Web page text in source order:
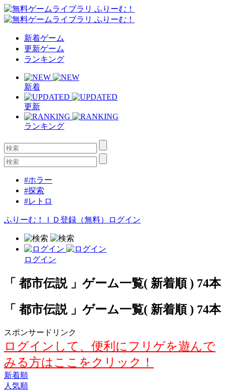
新着ゲーム
更新ゲーム
ランキング
新着
更新
ランキング
#ホラー
#探索
#レトロ
ふりーむ！ＩＤ登録（無料） ログイン
ログイン
「 都市伝説 」ゲーム一覧( 新着順 ) 74本
「 都市伝説 」ゲーム一覧( 新着順 ) 74本
スポンサードリンク
ログインして、便利にフリゲを遊んで
みる方はここをクリック！
新着順
人気順